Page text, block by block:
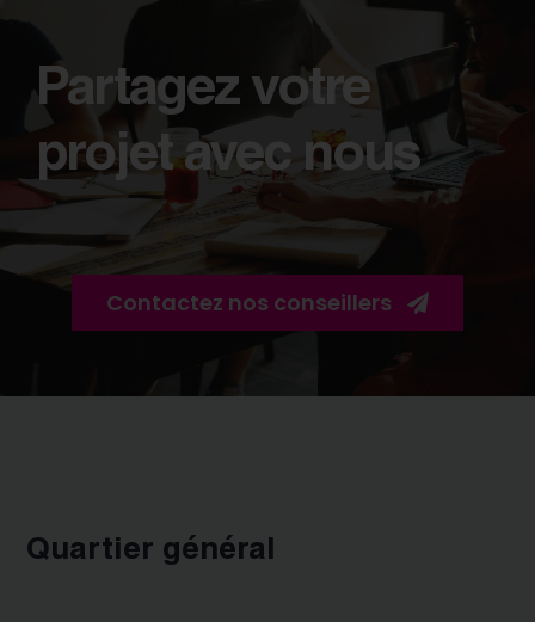
Partagez votre
projet avec nous
Contactez nos conseillers
Quartier général